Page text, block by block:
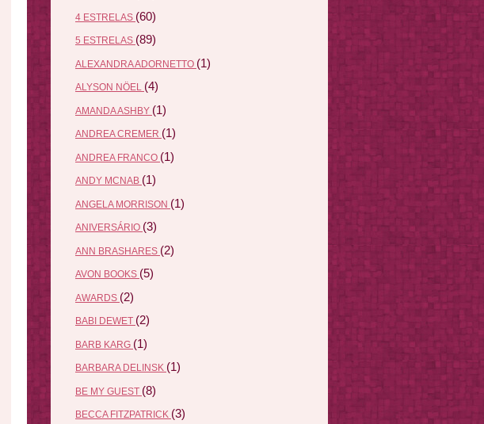
4 ESTRELAS (60)
5 ESTRELAS (89)
ALEXANDRA ADORNETTO (1)
ALYSON NÖEL (4)
AMANDA ASHBY (1)
ANDREA CREMER (1)
ANDREA FRANCO (1)
ANDY MCNAB (1)
ANGELA MORRISON (1)
ANIVERSÁRIO (3)
ANN BRASHARES (2)
AVON BOOKS (5)
AWARDS (2)
BABI DEWET (2)
BARB KARG (1)
BARBARA DELINSK (1)
BE MY GUEST (8)
BECCA FITZPATRICK (3)